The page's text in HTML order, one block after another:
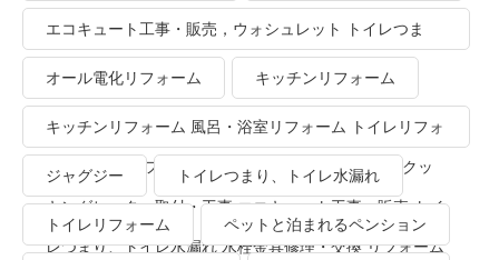
エコキュート工事・販売，ウォシュレット トイレつま
り、トイレ水漏れ
オール電化リフォーム キッチンリフォーム
キッチンリフォーム 風呂・浴室リフォーム トイレリフォ
ーム 洗面所リフォーム オール電化リフォーム ＩＨクッ
キングヒーター取付・工事 エコキュート工事・販売 トイ
レつまり、トイレ水漏れ 水栓金具修理・交換 リフォーム
ジャグジー トイレつまり、トイレ水漏れ
トイレリフォーム ペットと泊まれるペンション